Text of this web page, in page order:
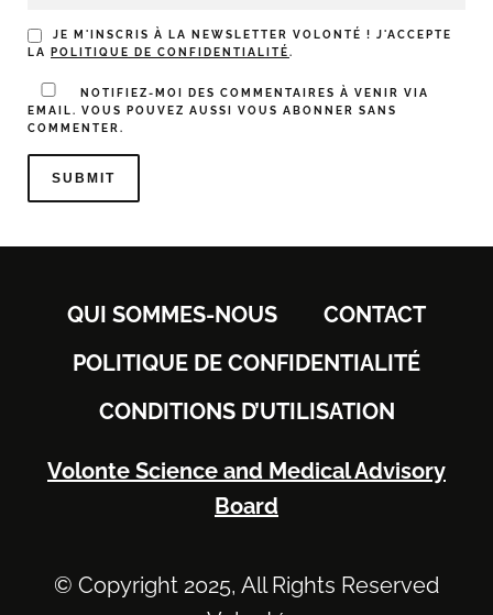
JE M'INSCRIS À LA NEWSLETTER VOLONTÉ ! J'ACCEPTE
LA
POLITIQUE DE CONFIDENTIALITÉ.
NOTIFIEZ-MOI DES COMMENTAIRES À VENIR VIA
EMAIL. VOUS POUVEZ AUSSI VOUS ABONNER
SANS
COMMENTER.
QUI SOMMES-NOUS
CONTACT
POLITIQUE DE CONFIDENTIALITÉ
CONDITIONS D’UTILISATION
Volonte Science and Medical Advisory
Board
© Copyright 2025, All Rights Reserved